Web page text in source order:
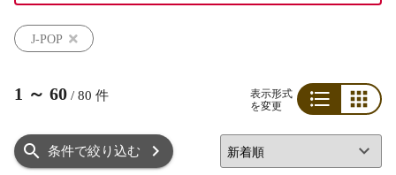
J-POP
1 ～ 60 / 80 件
表示形式
を変更
条件で絞り込む